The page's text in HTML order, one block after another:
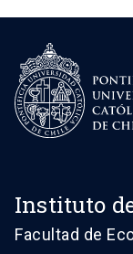
Instituto
Facultad de